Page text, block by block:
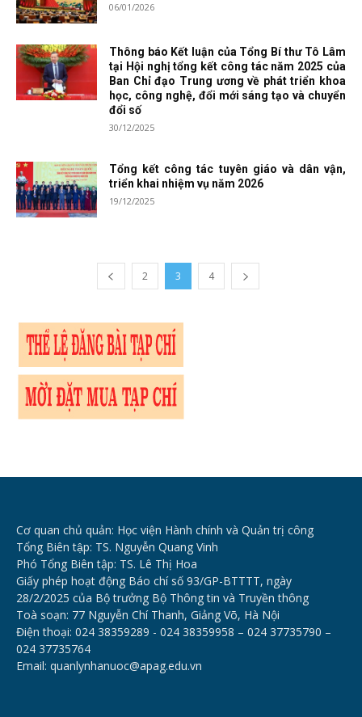
06/01/2026
Thông báo Kết luận của Tổng Bí thư Tô Lâm
tại Hội nghị tổng kết công tác năm 2025 của
Ban Chỉ đạo Trung ương về phát triển khoa
học, công nghệ, đổi mới sáng tạo và chuyển
đổi số
30/12/2025
Tổng kết công tác tuyên giáo và dân vận,
triển khai nhiệm vụ năm 2026
19/12/2025
2 3 4
Cơ quan chủ quản: Học viện Hành chính và Quản trị công
Tổng Biên tập: TS. Nguyễn Quang Vinh
Phó Tổng Biên tập: TS. Lê Thị Hoa
Giấy phép hoạt động Báo chí số 93/GP-BTTTT, ngày
28/2/2025 của Bộ trưởng Bộ Thông tin và Truyền thông
Toà soạn: 77 Nguyễn Chí Thanh, Giảng Võ, Hà Nội
Điện thoại: 024 38359289 - 024 38359958 – 024 37735790 –
024 37735764
Email: quanlynhanuoc@apag.edu.vn